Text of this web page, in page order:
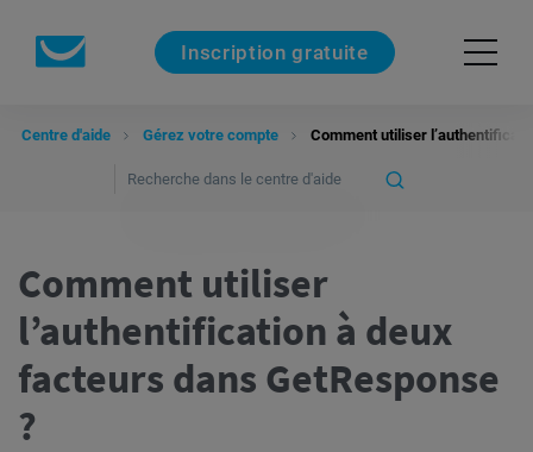
Inscription gratuite
Centre d'aide Gérez votre compte Comment utiliser
Comment utiliser
l’authentification à deux
facteurs dans GetResponse
?